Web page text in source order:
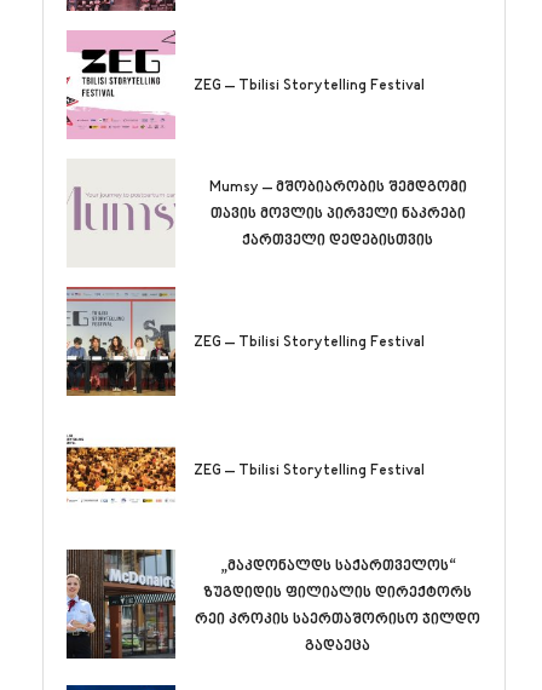
ZEG – Tbilisi Storytelling Festival
Mumsy – მშობიარობის შემდგომი
თავის მოვლის პირველი ნაკრები
ქართველი დედებისთვის
ZEG – Tbilisi Storytelling Festival
ZEG – Tbilisi Storytelling Festival
„მაკდონალდს საქართველოს“
ზუგდიდის ფილიალის დირექტორს
რეი კროკის საერთაშორისო ჯილდო
გადაეცა